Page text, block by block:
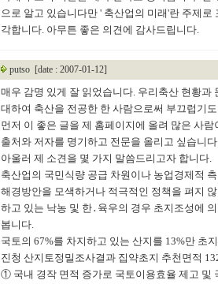
으로 알고 있습니다만 ' 축산업의 미래'란 주제
각합니다. 아무튼 좋은 의견에 감사드립니다.
putso [date : 2007-01-12]
매우 감명 있게 잘 읽었습니다. 우리축산 현황
대하여 축산을 전공한 한 사람으로써 부끄럽기
먼저 이 좋은 글을 제 홈페이지에 올려 많은 사
출처와 저자를 명기하고 전문을 올리고 싶습니
아울러 제 소견을 몇 가지 말씀드리고자 합니다.
축산업의 국민식량 공급 차원이나 농업경제적
해경방안을 모색하거나 적극적인 정책을 펴지
하고 있는 낙농 및 한․육우의 경우 초지조성에
봅니다.
국토의 67%를 차지하고 있는 산지를 13%만 초
진청 산지토정밀조사결과 집약초지 추천면적
① 국내 경작 면적 증가로 국토이용효율 제고 및